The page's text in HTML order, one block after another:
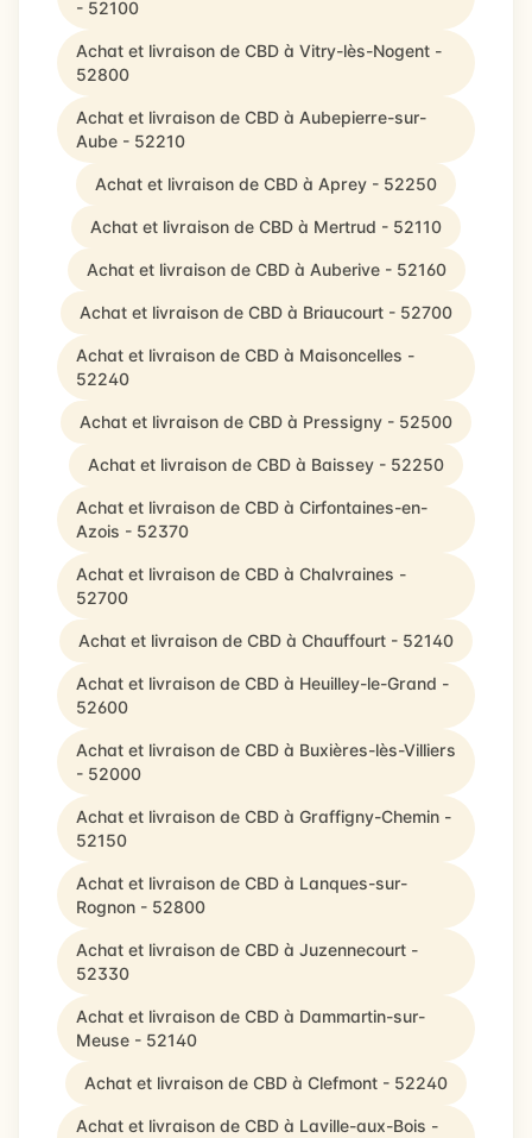
- 52100
Achat et livraison de CBD à Vitry-lès-Nogent -
52800
Achat et livraison de CBD à Aubepierre-sur-
Aube - 52210
Achat et livraison de CBD à Aprey - 52250
Achat et livraison de CBD à Mertrud - 52110
Achat et livraison de CBD à Auberive - 52160
Achat et livraison de CBD à Briaucourt - 52700
Achat et livraison de CBD à Maisoncelles -
52240
Achat et livraison de CBD à Pressigny - 52500
Achat et livraison de CBD à Baissey - 52250
Achat et livraison de CBD à Cirfontaines-en-
Azois - 52370
Achat et livraison de CBD à Chalvraines -
52700
Achat et livraison de CBD à Chauffourt - 52140
Achat et livraison de CBD à Heuilley-le-Grand -
52600
Achat et livraison de CBD à Buxières-lès-Villiers
- 52000
Achat et livraison de CBD à Graffigny-Chemin -
52150
Achat et livraison de CBD à Lanques-sur-
Rognon - 52800
Achat et livraison de CBD à Juzennecourt -
52330
Achat et livraison de CBD à Dammartin-sur-
Meuse - 52140
Achat et livraison de CBD à Clefmont - 52240
Achat et livraison de CBD à Laville-aux-Bois -